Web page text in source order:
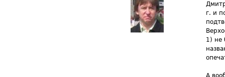
г. и
1) не
А